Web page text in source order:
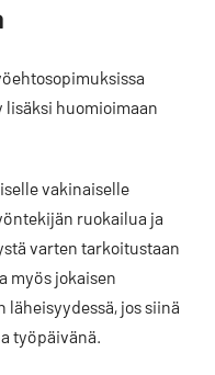
huomioimaan
vakinaiselle
ruokailua ja
varten tarkoitustaan
myös jokaisen
jos siinä
työpäivänä.